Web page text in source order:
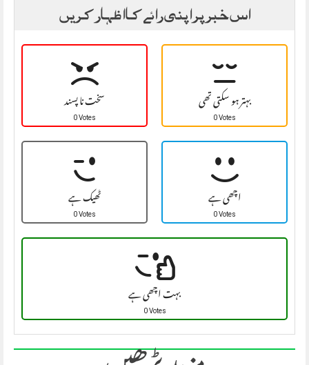
اس خبر پر اپنی رائے کا اظہار کریں
سخت نا پسند
0 Votes بہتر ہو سکتی تھی
0 Votes
ٹھیک ہے
0 Votes اچھی ہے
0 Votes
بہت اچھی ہے
0 Votes